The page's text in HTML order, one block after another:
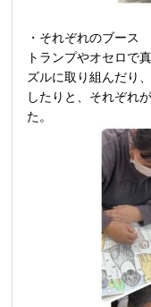
・それぞれのブース
トランプやオセロで
ズルに取り組んだり
したりと、それぞれ
た。